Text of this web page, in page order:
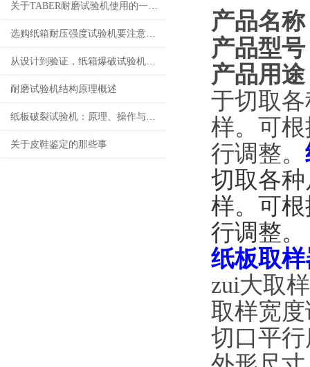
关于TABER耐磨试验机使用的一些事项
选购纸箱耐压强度试验机要注意哪几点性价比？
从设计到验证，纸箱爆破试验机助力包装品质飞跃
耐磨试验机结构原理概述
纸板破裂试验机：原理、操作与维护详解
关于皮鞋鉴定的那些事
产品名称
产品型号
产品用途
于切取
样。可
行调整。
切取各
样。可
行调整。
纸板取
zui大取
取样宽度
切口平行